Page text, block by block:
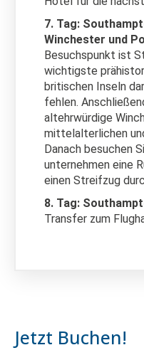
7. Tag:
Winchester und
Besuchspunkt ist
wichtigste
britischen Inseln
fehlen.
altehrwürdige
mittelalterlichen
Danach besuchen
unternehmen eine
einen Streifzug
8. Tag:
Transfer zum
Jetzt Buchen!